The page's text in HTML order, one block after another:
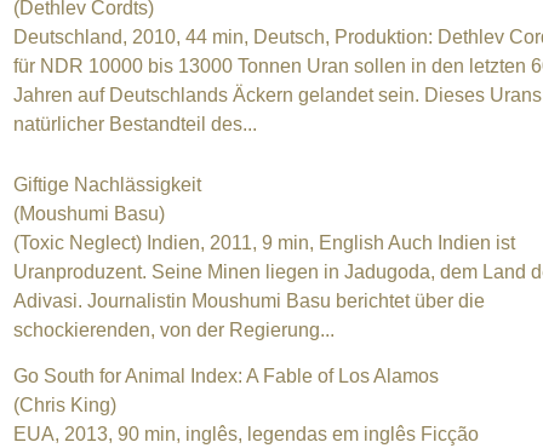
(Dethlev Cordts)
Deutschland, 2010, 44 min, Deutsch, Produktion: Dethlev
für NDR 10000 bis 13000 Tonnen Uran sollen in den letzten
Jahren auf Deutschlands Äckern gelandet sein. Dieses
natürlicher Bestandteil des...
Giftige Nachlässigkeit
(Moushumi Basu)
(Toxic Neglect) Indien, 2011, 9 min, English Auch Indien ist
Uranproduzent. Seine Minen liegen in Jadugoda, dem Land
Adivasi. Journalistin Moushumi Basu berichtet über die
schockierenden, von der Regierung...
Go South for Animal Index: A Fable of Los Alamos
(Chris King)
EUA, 2013, 90 min, inglês, legendas em inglês Ficção